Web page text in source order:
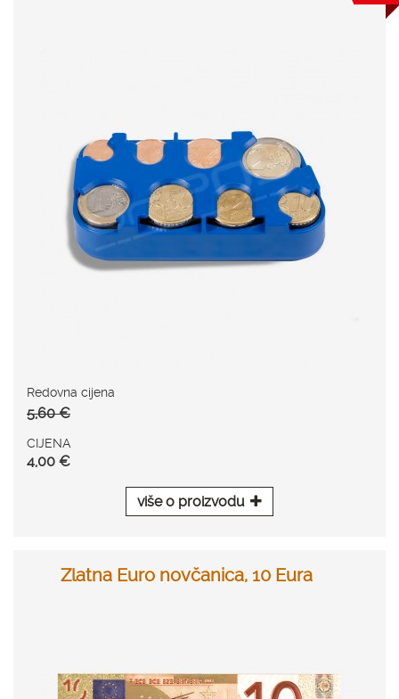
Redovna cijena
5,60 €
CIJENA
4,00 €
više o proizvodu
Zlatna Euro novčanica, 10 Eura